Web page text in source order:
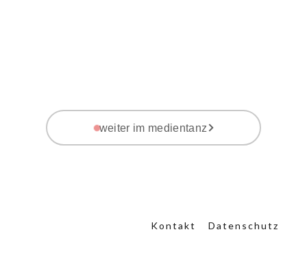
weiter im medientanz
Kontakt Datenschutz